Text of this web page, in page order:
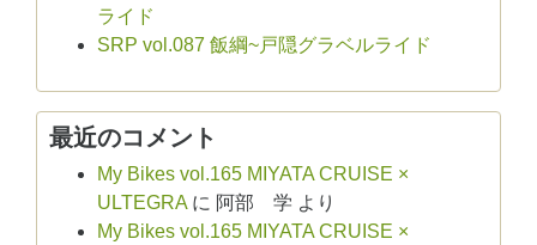
ライド
SRP vol.087 飯綱~戸隠グラベルライド
最近のコメント
My Bikes vol.165 MIYATA CRUISE ×
ULTEGRA に 阿部 学 より
My Bikes vol.165 MIYATA CRUISE ×